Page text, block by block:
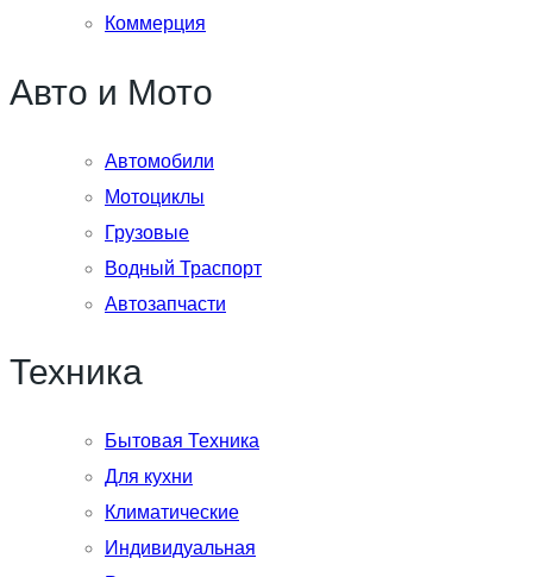
Коммерция
Авто и Мото
Автомобили
Мотоциклы
Грузовые
Водный Траспорт
Автозапчасти
Техника
Бытовая Техника
Для кухни
Климатические
Индивидуальная